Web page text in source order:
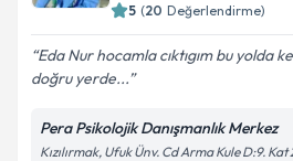
5 (20 Değerlendirme)
Eda Nur hocamla cıktıgım bu yolda
doğru yerde...
Pera Psikolojik Danışmanlık Merkez
Kızılırmak, Ufuk Ünv. Cd Arma Kule D:9.